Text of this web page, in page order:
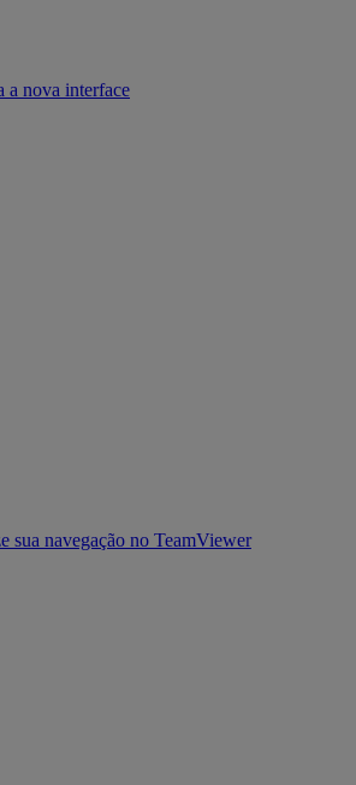
a nova interface
sua navegação no TeamViewer